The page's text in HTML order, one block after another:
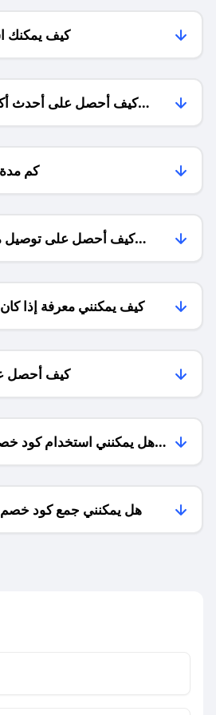
كيف يمكنك
كيف أحصل على أحدث
كم
كيف أحصل على توصيل
كيف يمكنني معرفة إذا
كيف أحصل
هل يمكنني استخدام كود
هل يمكنني جمع كود